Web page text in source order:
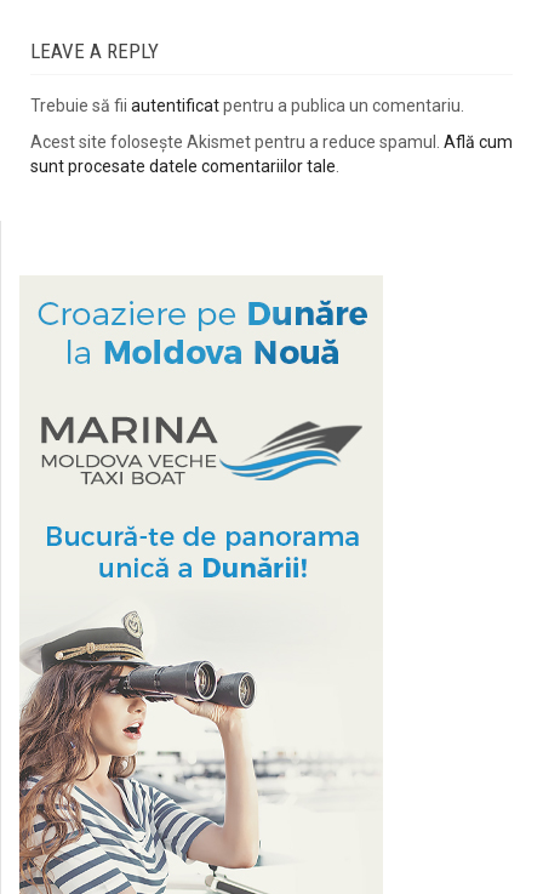
LEAVE A REPLY
Trebuie să fii autentificatpentru a publica un comentariu.
Acest site folosește Akismet pentru a reduce spamul. Află cum
sunt procesate datele comentariilor tale